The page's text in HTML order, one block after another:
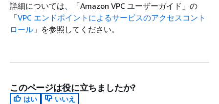
詳細については、「Amazon VPC ユーザーガイド」の
「VPC エンドポイントによるサービスのアクセスコント
ロール 」を参照してください。
このページは役に立ちましたか?
はい
いいえ